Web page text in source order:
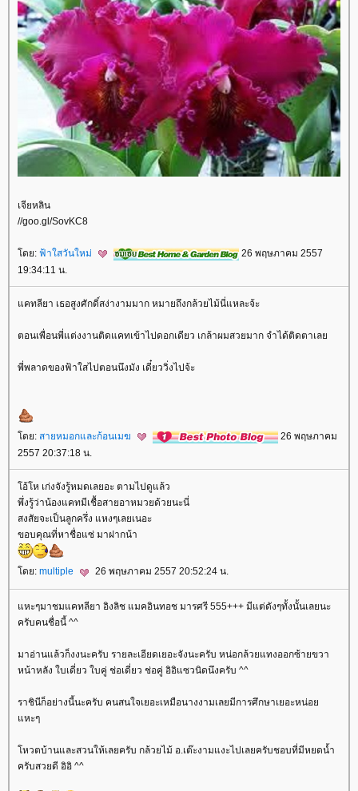
เจียหลิน
//goo.gl/SovKC8
ดย: ฟ้าใสวันใหม่
26 พฤษภาคม 2557
19:34:11 น.
คทลียา เธอสูงศักดิ์สง่างามมาก หมายถึงกล้วยไม้นี่แหละจ้ะ
ตอนเพื่อนพี่แต่งงานติดแคทเข้าไปดอกเดียว เกล้าผมสวยมาก จำได้ติดตาเล
พี่พลาดของฟ้าใสไปตอนนึงมัง เดี๋ยววิ่งไปจ้ะ
ดย: สายหมอกและก้อนเมฆ
26 พฤษภาคม
2557 20:37:18 น.
อ้โห เก่งจังรู้หมดเลยอะ ตามไปดูแล้ว
พึ่งรู้ว่าน้องแคทมีเชื้อสายอาหมวยด้วยนะนี่
สงสัยจะเป็นลูกครึ่ง แหงๆเลยเนอะ
ขอบคุณที่หาชื่อแซ่ มาฝากน้า
ดย: multiple 26 พฤษภาคม 2557 20:52:24 น.
หะๆมาชมแคทลียา อิงลิช แมคอินทอช มารศรี 555+++ มีแต่ดังๆทั้งนั้นเลยนะ
ครับคนชื่อนี้ ^^
มาอ่านแล้วก็งงนะครับ รายละเอียดเยอะจังนะครับ หน่อกล้วยแทงออกซ้ายขวา
หน้าหลัง ใบเดี่ยว ใบคู่ ช่อเดี่ยว ช่อคู่ อิอิแซวนิดนึงครับ ^^
ราชินีก็อย่างนี้นะครับ คนสนใจเยอะเหมือนางงามเลยมีการศึกษาเยอะหน่อ
หะๆ
หวตบ้านและสวนให้เลยครับ กล้วยไม้ อ.เต๊ะงามแงะไปเลยครับชอบที่มีหยดน้ำ
ครับสวยดี อิอิ ^^